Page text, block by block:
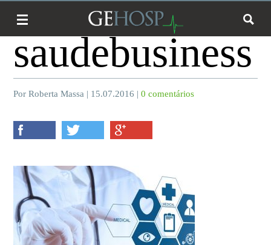
saudebusiness
Por Roberta Massa | 15.07.2016 |0 comentários